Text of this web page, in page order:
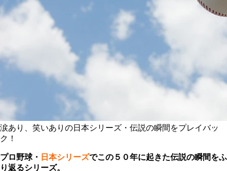
涙あり、笑いありの日本シリーズ・伝説の瞬間をプレイバッ
ク！
プロ野球・ 日本シリーズでこの５０年に起きた伝説の瞬間をふ
り返るシリーズ。